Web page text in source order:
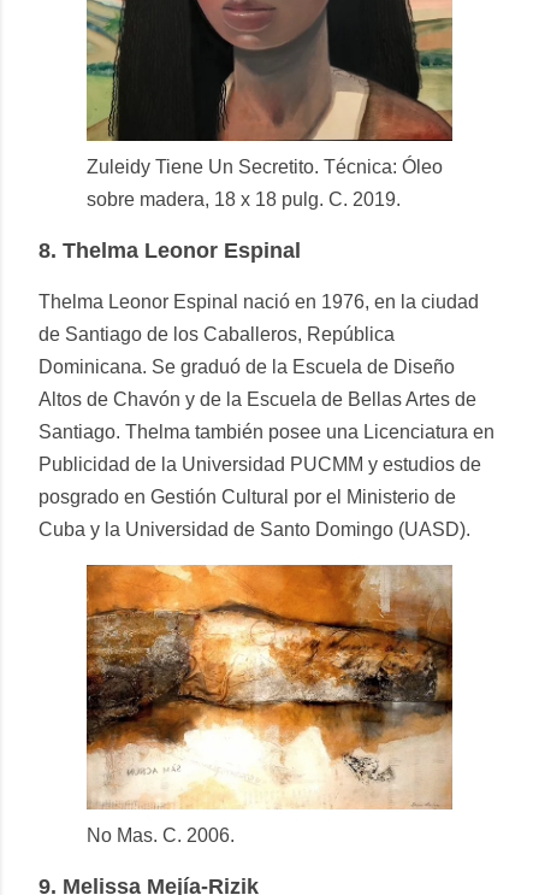
Zuleidy Tiene Un Secretito. Técnica: Óleo
sobre madera, 18 x 18 pulg. C. 2019.
8. Thelma Leonor Espinal
Thelma Leonor Espinal nació en 1976, en la ciudad
de Santiago de los Caballeros, República
Dominicana. Se graduó de la Escuela de Diseño
Altos de Chavón y de la Escuela de Bellas Artes de
Santiago. Thelma también posee una Licenciatura en
Publicidad de la Universidad PUCMM y estudios de
posgrado en Gestión Cultural por el Ministerio de
Cuba y la Universidad de Santo Domingo (UASD).
No Mas. C. 2006.
9. Melissa Mejía-Rizik